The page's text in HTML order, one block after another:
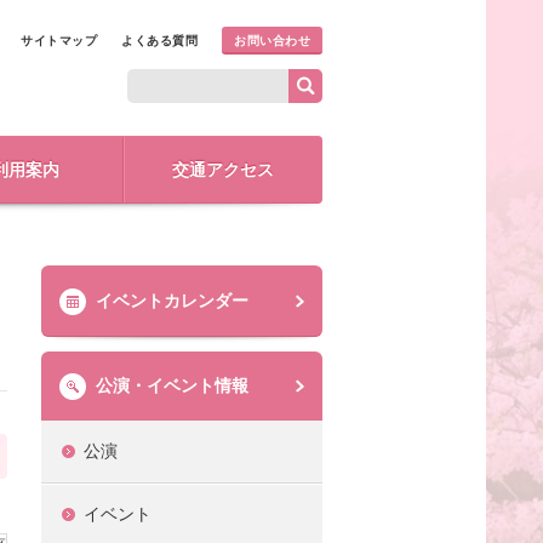
サイトマップ よくある質問 お問い合わせ
用案内 交通アクセス
イベントカレンダー
公演・イベント情報
公演
イベント